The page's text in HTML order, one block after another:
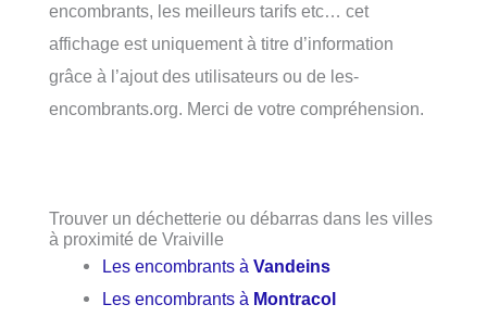
encombrants, les meilleurs tarifs etc… cet
affichage est uniquement à titre d’information
grâce à l’ajout des utilisateurs ou de les-
encombrants.org. Merci de votre compréhension.
Trouver un déchetterie ou débarras dans les villes
à proximité de Vraiville
Les encombrants àVandeins
Les encombrants à Montracol